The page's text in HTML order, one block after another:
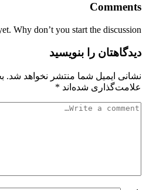
Comments
Why don’t you start the discussion?
دیدگاهتان را بنویسید
نشانی ایمیل شما منتشر نخواهد شد.
علامت‌گذاری شده‌اند *